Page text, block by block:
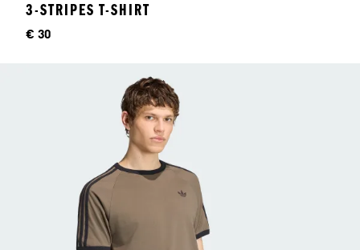
3-STRIPES T-SHIRT
Τιμή
€ 30